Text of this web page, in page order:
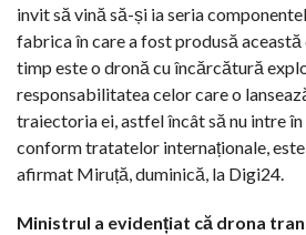
invit să vină să-și ia seria
fabrica în care a fost produsă această
timp este o dronă cu încărcătură
responsabilitatea celor care o
traiectoria ei, astfel încât să nu intre în
conform tratatelor internaționale, este
afirmat Miruță, duminică, la Digi24.
Ministrul a evidențiat că drona